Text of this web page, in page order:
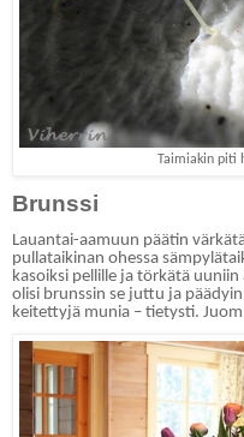
Taimiakin piti
Brunssi
Lauantai-aamuun päätin
pullataikinan ohessa
kasoiksi pellille ja törkätä
olisi brunssin se juttu ja
keitettyjä munia – tietysti.